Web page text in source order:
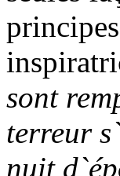
sont
terreur
nuit